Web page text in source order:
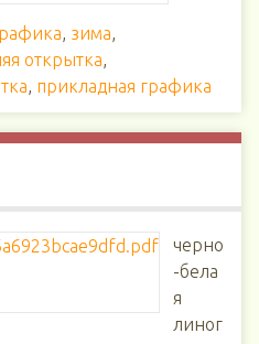
, зима,
открытка,
, прикладная графика
черно
-бела
я
линог